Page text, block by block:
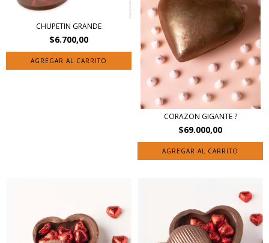
CHUPETIN GRANDE
$6.700,00
CORAZON GIGANTE ?
$69.000,00